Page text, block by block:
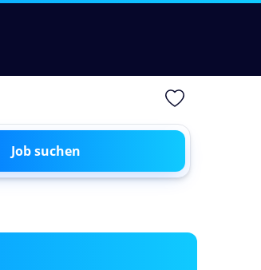
Job suchen